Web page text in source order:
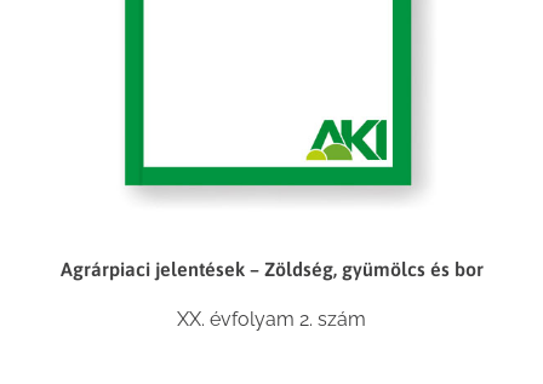
Agrárpiaci jelentések – Zöldség, gyümölcs és bor
XX. évfolyam 2. szám